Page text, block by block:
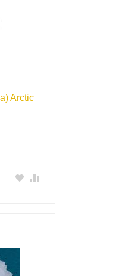
Arctic